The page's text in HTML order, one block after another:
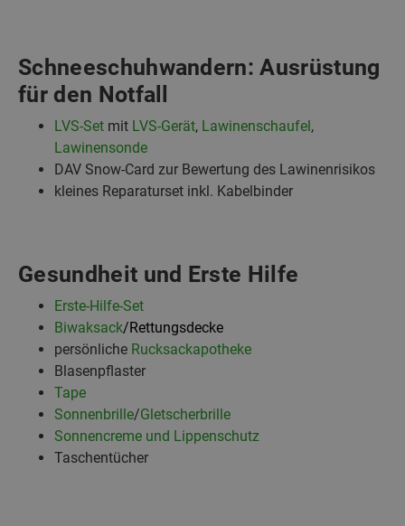
Schneeschuhwandern: Ausrüstung
für den Notfall
LVS-Set mit LVS-Gerät, Lawinenschaufel,
Lawinensonde
DAV Snow-Card zur Bewertung des Lawinenrisikos
kleines Reparaturset inkl. Kabelbinder
Gesundheit und Erste Hilfe
Erste-Hilfe-Set
Biwaksack/Rettungsdecke
persönliche Rucksackapotheke
Blasenpflaster
Tape
Sonnenbrille/Gletscherbrille
Sonnencreme und Lippenschutz
Taschentücher